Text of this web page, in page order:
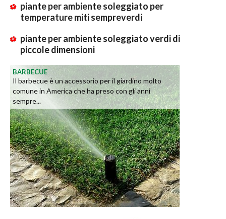
piante per ambiente soleggiato per
temperature miti sempreverdi
piante per ambiente soleggiato verdi di
piccole dimensioni
BARBECUE
Il barbecue è un accessorio per il giardino molto
comune in America che ha preso con gli anni
sempre...